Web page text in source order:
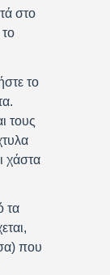
στο
το
τους
χάστα
τα
που